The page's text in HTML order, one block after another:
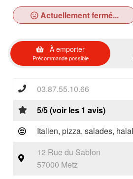
Actuellement fermé...
À emporter
Précommande possible
03.87.55.10.66
5/5 (voir les 1 avis)
Italien, pizza, salades,
12 Rue du Sablon
57000 Metz